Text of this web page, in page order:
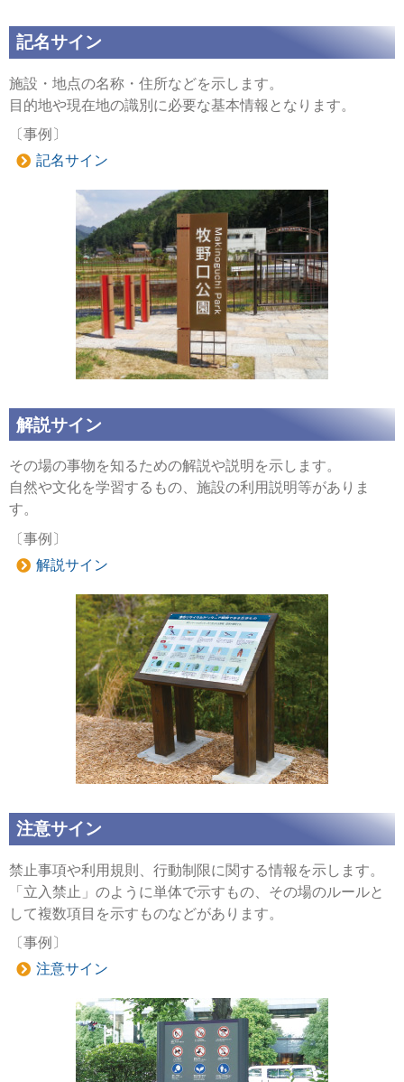
記名サイン
施設・地点の名称・住所などを示します。
目的地や現在地の識別に必要な基本情報となります。
〔事例〕
記名サイン
解説サイン
その場の事物を知るための解説や説明を示します。
自然や文化を学習するもの、施設の利用説明等がありま
す。
〔事例〕
解説サイン
注意サイン
禁止事項や利用規則、行動制限に関する情報を示します。
「立入禁止」のように単体で示すもの、その場のルールと
して複数項目を示すものなどがあります。
〔事例〕
注意サイン